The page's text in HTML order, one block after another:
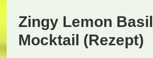
Zingy Lemon Basil
Mocktail (Rezept)